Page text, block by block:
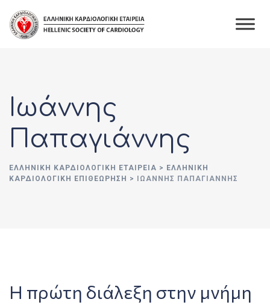
content
Ιωάννης
Παπαγιάννης
ΕΛΛΗΝΙΚΉ ΚΑΡΔΙΟΛΟΓΙΚΉ ΕΤΑΙΡΕΊΑ > ΕΛΛΗΝΙΚΗ
ΚΑΡΔΙΟΛΟΓΙΚΗ ΕΠΙΘΕΩΡΗΣΗ > ΙΩΆΝΝΗΣ ΠΑΠΑΓΙΆΝΝΗΣ
Η πρώτη διάλεξη στην μνήμη